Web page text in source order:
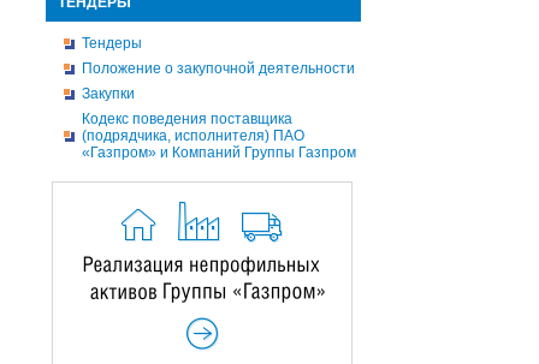
Тендеры
Положение о закупочной деятельности
Закупки
Кодекс поведения поставщика
(подрядчика, исполнителя) ПАО
«Газпром» и Компаний Группы Газпром